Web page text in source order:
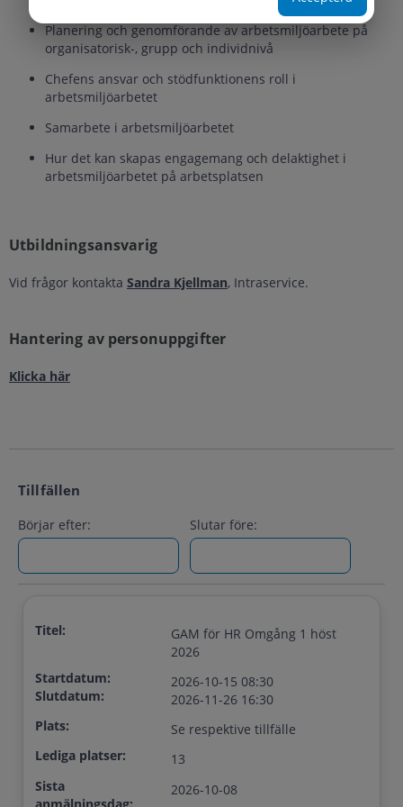
Planering och genomförande av arbetsmiljöarbete på
organisatorisk-, grupp och individnivå
Chefens ansvar och stödfunktionens roll i
arbetsmiljöarbetet
Samarbete i arbetsmiljöarbetet
Hur det kan skapas engagemang och delaktighet i
arbetsmiljöarbetet på arbetsplatsen
Utbildningsansvarig
Vid frågor kontakta Sandra Kjellman, Intraservice.
Hantering av personuppgifter
Klicka här
Tillfällen
Börjar efter: Slutar före:
Titel:
GAM för HR Omgång 1 höst
2026
Startdatum:
Slutdatum:
2026-10-15 08:30
2026-11-26 16:30
Plats:
Se respektive tillfälle
Lediga platser:
13
Sista
2026-10-08